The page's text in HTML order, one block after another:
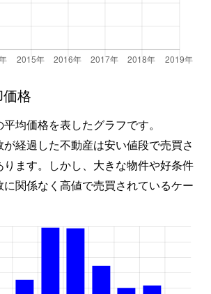
格
均価格を表したグラフです。
経過した不動産は安い値段で売買さ
ます。しかし、大きな物件や好条件
関係なく高値で売買されているケー